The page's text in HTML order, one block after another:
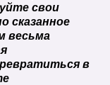
свои
сказанное
весьма
в